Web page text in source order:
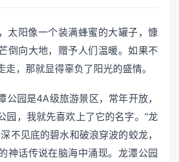
太阳像一个装满蜂蜜的大罐子，慷
倒向大地，赠予人们温暖。如果不
走，那就显得辜负了阳光的盛情。
公园是4A级旅游景区，常年开放，
园，我就先喜欢上了它的名字。“龙
不见底的碧水和破浪穿波的蛟龙，
神话传说在脑海中涌现。龙潭公园